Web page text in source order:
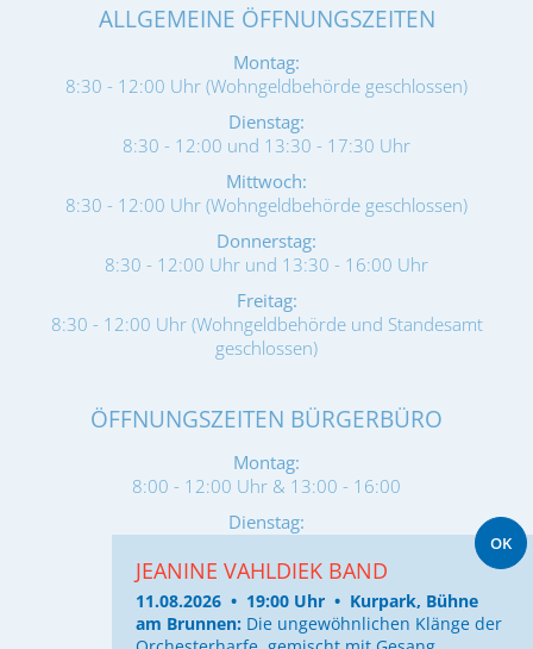
ALLGEMEINE ÖFFNUNGSZEITEN
Montag:
8:30 - 12:00 Uhr (Wohngeldbehörde geschlossen)
Dienstag:
8:30 - 12:00 und 13:30 - 17:30 Uhr
Mittwoch:
8:30 - 12:00 Uhr (Wohngeldbehörde geschlossen)
Donnerstag:
8:30 - 12:00 Uhr und 13:30 - 16:00 Uhr
Freitag:
8:30 - 12:00 Uhr (Wohngeldbehörde und Standesamt
geschlossen)
ÖFFNUNGSZEITEN BÜRGERBÜRO
Montag:
8:00 - 12:00 Uhr & 13:00 - 16:00
Dienstag:
Mittwoch:
geschlossen
Donnerstag:
JEANINE VAHLDIEK BAND
11.08.2026 • 19:00 Uhr • Kurpark, Bühne
am Brunnen: Die ungewöhnlichen Klänge der
OK